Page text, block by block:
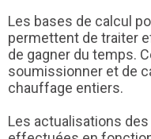
Les bases de calcul
permettent de traiter
de gagner du temps.
soumissionner et de
chauffage entiers.
Les actualisations